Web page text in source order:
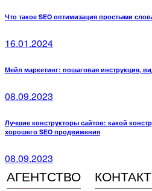
Что такое SEO оптимизация простыми
16.01.2024
Мейл маркетинг: пошаговая инструкция,
08.09.2023
Лучшие конструкторы сайтов: какой
хорошего SEO продвижения
08.09.2023
АГЕНТСТВО